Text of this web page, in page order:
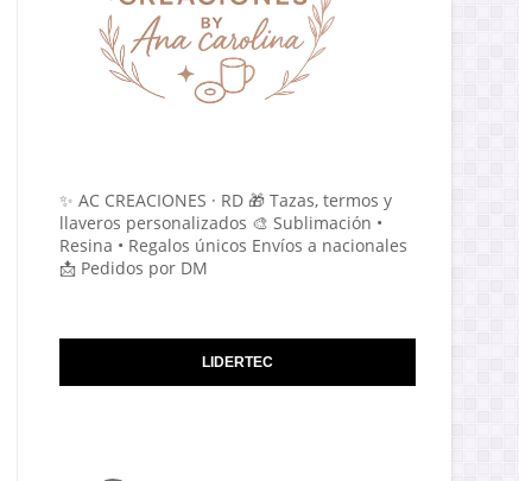
✨ AC CREACIONES · RD 🎁 Tazas, termos y
llaveros personalizados 🎨 Sublimación •
Resina • Regalos únicos Envíos a nacionales
📩 Pedidos por DM
LIDERTEC